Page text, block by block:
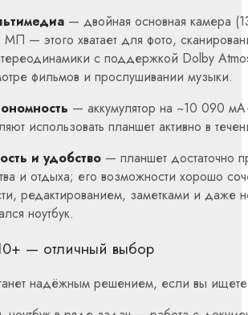
— двойная основная камера
МП — этого хватает для фото,
с поддержкой Dolby
фильмов и прослушивании музыки.
— аккумулятор на ~10 090
использовать планшет активно в
и удобство — планшет достаточно
и отдыха; его возможности хорошо
редактированием, заметками и даже
ноутбук.
— отличный выбор
надёжным решением, если вы ищете